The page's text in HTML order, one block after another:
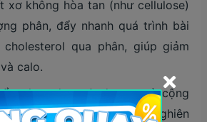
xơ không hòa tan (như cellulose)
phân, đẩy nhanh quá trình bài
qua phân, giúp giảm
calo.
hợp được Anderson và cộng
dựa trên dữ liệu là các nghiên